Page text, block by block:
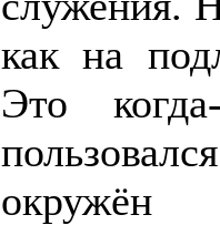
как на
Это
окружён